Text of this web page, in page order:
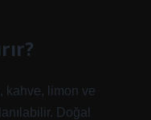
kahve, limon ve
Doğal